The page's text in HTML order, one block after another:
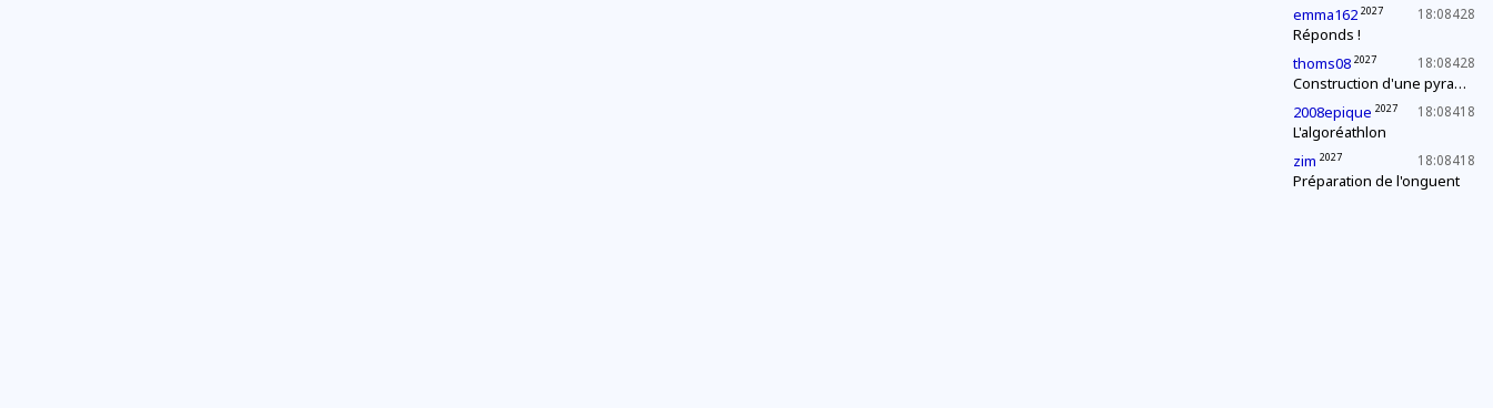
18:08428
emma162 2027
Réponds !
18:08428
thoms08 2027
Construction d'une pyramide
18:08418
2008epique 2027
L'algoréathlon
18:08418
zim 2027
Préparation de l'onguent